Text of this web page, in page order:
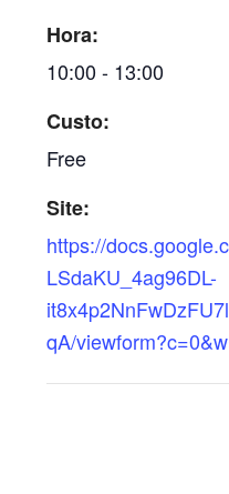
Hora:
10:00 - 13:00
Custo:
Free
Site:
https://
LSdaKU_4ag96DL-
qA/